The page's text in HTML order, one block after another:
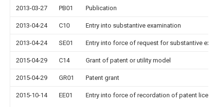
2013-03-27 PB01 Publication
2013-04-24 C10 Entry into substantive examination
2013-04-24 SE01 Entry into force of request for substantive
2015-04-29 C14 Grant of patent or utility model
2015-04-29 GR01 Patent grant
2015-10-14 EE01 Entry into force of recordation of patent